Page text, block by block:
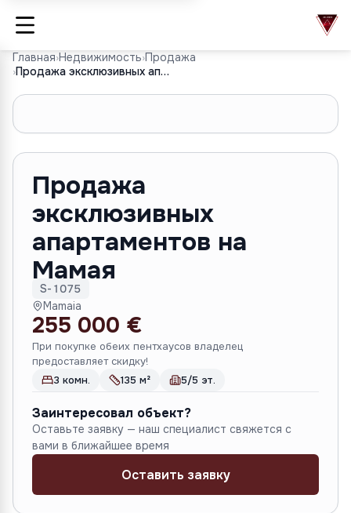
Главная›Недвижимость›Продажа
›
Продажа эксклюзивных апартаментов на Мамая
1/8
Продажа
эксклюзивных
апартаментов на
Мамая
S-1075
Mamaia
255 000 €
При покупке обеих пентхаусов владелец
предоставляет скидку!
3 комн.
135 м² 5/5 эт.
Заинтересовал объект?
Оставьте заявку — наш специалист свяжется с
вами в ближайшее время
Оставить заявку